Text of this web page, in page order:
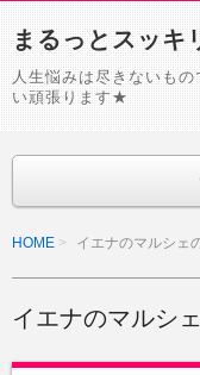
まるっとスッキ
人生悩みは尽きないも
い頑張ります★
HOME イエナのマルシェ
イエナのマルシ